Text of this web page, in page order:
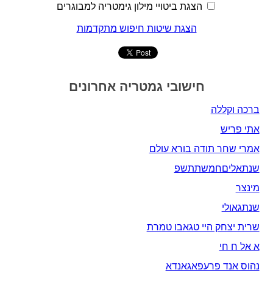
הצגת ביטויי מילון גימטריה למבוגרים
הצגת שיטות חיפוש מתקדמות
חישובי גמטריה אחרונים
ברכה וקללה
אתי פריש
אמרי שחר תודה בורא עולם
שנתאליםחמשתתשפ
מינצר
שנתגאולי
שרית יצחק היי טגאבו טמרת
א אל ח חי
נהוס אנד פרעפאגאנדא